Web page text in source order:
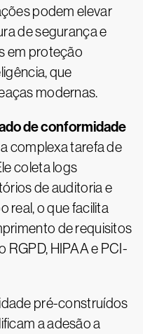
podem elevar
de segurança e
em proteção
que
modernas.
de conformidade
complexa tarefa de
coleta logs
de auditoria e
real, o que facilita
de requisitos
HIPAA e PCI-
pré-construídos
a adesão a